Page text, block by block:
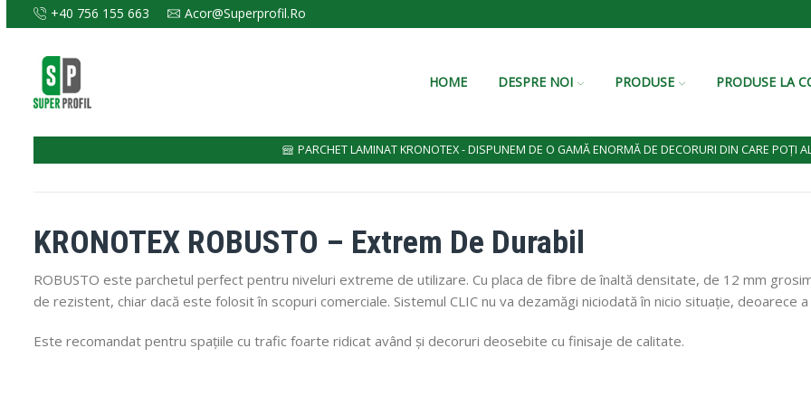
+40 756 155 663 Acor@superprofil.ro
HOME DESPRE NOI PRODUSE PRODUSE LA
PARCHET LAMINAT KRONOTEX - DISPUNEM DE O GAMĂ ENORMĂ DE DECORURI DIN CARE POȚI
KRONOTEX ROBUSTO – Extrem De Durabil
ROBUSTO este parchetul perfect pentru niveluri extreme de utilizare. Cu placa de fibre de înaltă densitate, de 12 mm
de rezistent, chiar dacă este folosit în scopuri comerciale. Sistemul CLIC nu va dezamăgi niciodată în nicio situație,
Este recomandat pentru spațiile cu trafic foarte ridicat având și decoruri deosebite cu finisaje de calitate.